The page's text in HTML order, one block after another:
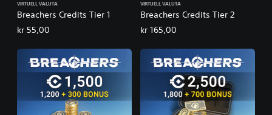
Breachers Credits Tier 1
VIRTUELL VALUTA
kr 55,00
Breachers Credits Tier 2
VIRTUELL VALUTA
kr 165,00